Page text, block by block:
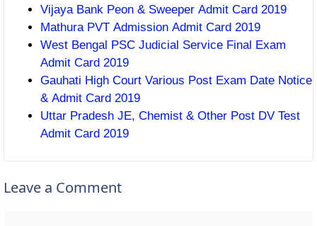
Vijaya Bank Peon & Sweeper Admit Card 2019
Mathura PVT Admission Admit Card 2019
West Bengal PSC Judicial Service Final Exam
Admit Card 2019
Gauhati High Court Various Post Exam Date Notice
& Admit Card 2019
Uttar Pradesh JE, Chemist & Other Post DV Test
Admit Card 2019
Leave a Comment